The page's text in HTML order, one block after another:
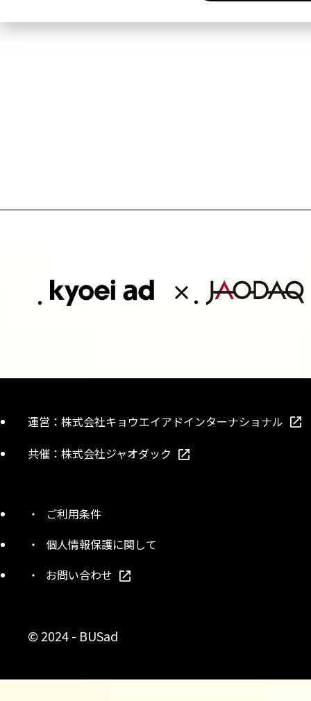
運営： 株式会社キョウエイアドインターナショナル
共催： 株式会社ジャオダック
ご利用条件
個人情報保護に関して
お問い合わせ
© 2024 - BUSad